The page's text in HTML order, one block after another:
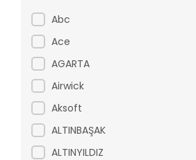
Abc
Ace
AGARTA
Airwick
Aksoft
ALTINBAŞAK
ALTINYILDIZ